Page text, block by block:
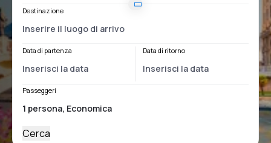
Destinazione
Data di partenza Data di ritorno
Passeggeri
Cerca